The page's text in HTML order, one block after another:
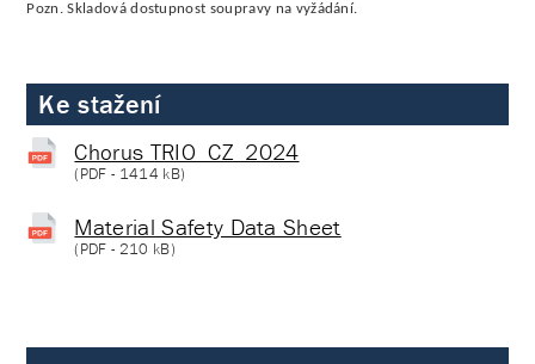
Pozn. Skladová dostupnost soupravy na vyžádání.
Ke stažení
Chorus TRIO_CZ_2024
(PDF - 1414 kB)
Material Safety Data Sheet
(PDF - 210 kB)